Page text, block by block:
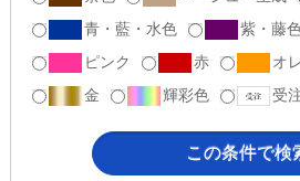
青・藍・水色
紫・藤
ピンク
赤 オ
金
輝彩色 受